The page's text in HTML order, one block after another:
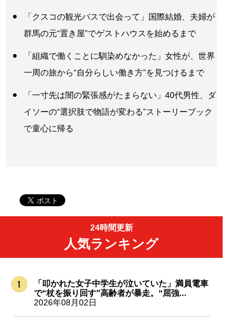
「クスコの観光バスで出会って」国際結婚、夫婦が
群馬の元“置き屋”でゲストハウスを始めるまで
「組織で働くことに馴染めなかった」女性が、世界
一周の旅から“自分らしい働き方”を見つけるまで
「一寸先は闇の緊張感がたまらない」40代男性、ダ
イソーの“選択肢で物語が変わる”ストーリーブック
で童心に帰る
24時間更新
人気ランキング
「叩かれた女子中学生が泣いていた」満員電車
で“杖を振り回す”高齢者が暴走。“屈強...
2026年08月02日